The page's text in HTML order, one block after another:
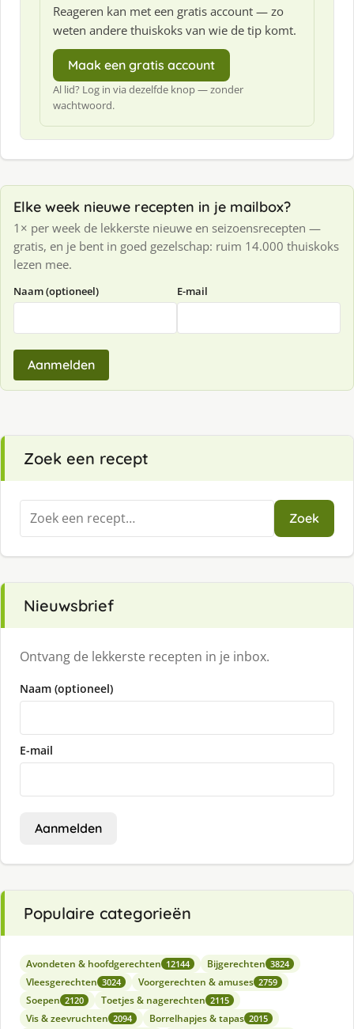
Reageren kan met een gratis account — zo
weten andere thuiskoks van wie de tip komt.
Maak een gratis account
Al lid? Log in via dezelfde knop — zonder
wachtwoord.
Elke week nieuwe recepten in je mailbox?
1× per week de lekkerste nieuwe en seizoensrecepten —
gratis, en je bent in goed gezelschap: ruim 14.000 thuiskoks
lezen mee.
Naam (optioneel) E-mail
Aanmelden
Zoek een recept
Zoeken
naar:
Zoek
Nieuwsbrief
Ontvang de lekkerste recepten in je inbox.
Naam (optioneel)
E-mail
Aanmelden
Populaire categorieën
Avondeten & hoofdgerechten 12144 Bijgerechten 3824
Vleesgerechten 3024 Voorgerechten & amuses 2759
Soepen 2120 Toetjes & nagerechten 2115
Vis & zeevruchten 2094 Borrelhapjes & tapas 2015